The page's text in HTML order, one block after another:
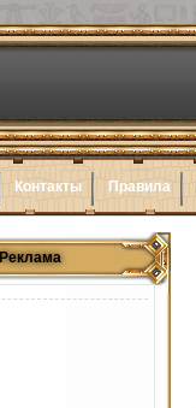
Контакты Правила
Реклама